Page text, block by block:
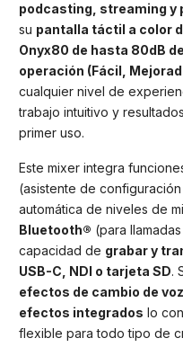
podcasting, streaming y
su pantalla táctil a color
Onyx80 de hasta 80dB
operación (Fácil,
cualquier nivel de
trabajo intuitivo y
primer uso.
Este mixer integra
(asistente de configuración
automática de niveles de
Bluetooth® (para
capacidad de grabar y
USB-C, NDI o tarjeta SD.
efectos de cambio de voz
efectos integrados lo
flexible para todo tipo de